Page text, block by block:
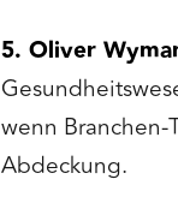
5. Oliver
wenn
Abdeckung.